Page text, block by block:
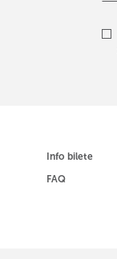
Info bilete
FAQ